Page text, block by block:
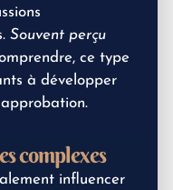
Souvent perçu
ce type
à développer
complexes
influencer